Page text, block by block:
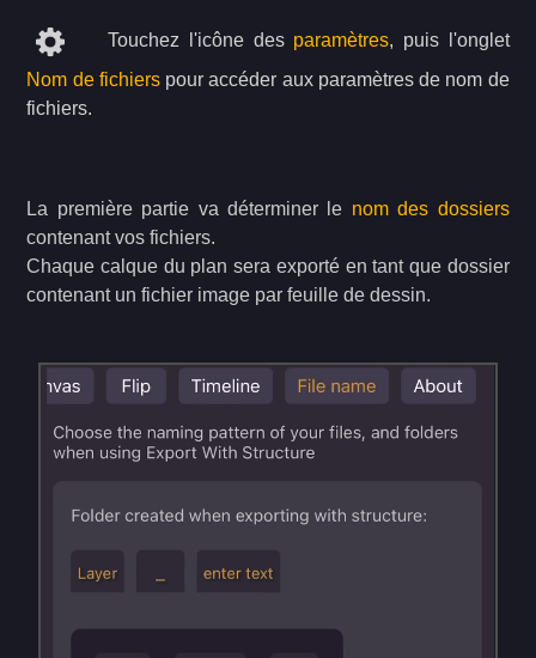
Touchez l'icône des paramètres, puis l'onglet
Nom de fichierspour accéder aux paramètres de nom de
fichiers.
La première partie va déterminer le nom des dossiers
contenant vos fichiers.
Chaque calque du plan sera exporté en tant que dossier
contenant un fichier image par feuille de dessin.